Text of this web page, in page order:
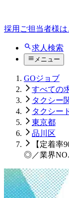
採用ご担当者様は
求人検索
メニュー
GOジョブ
すべての
タクシー
タクシー
東京都
品川区
【定着率
◎／業界